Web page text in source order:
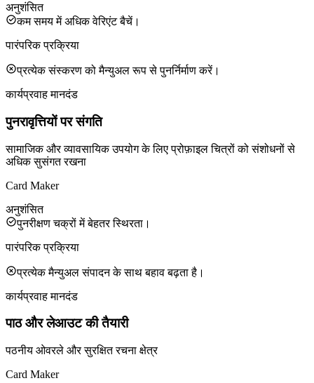
अनुशंसित
कम समय में अधिक वेरिएंट बैचें।
पारंपरिक प्रक्रिया
प्रत्येक संस्करण को मैन्युअल रूप से पुनर्निर्माण करें।
कार्यप्रवाह मानदंड
पुनरावृत्तियों पर संगति
सामाजिक और व्यावसायिक उपयोग के लिए प्रोफ़ाइल चित्रों को संशोधनों से
अधिक सुसंगत रखना
Card Maker
अनुशंसित
पुनरीक्षण चक्रों में बेहतर स्थिरता।
पारंपरिक प्रक्रिया
प्रत्येक मैन्युअल संपादन के साथ बहाव बढ़ता है।
कार्यप्रवाह मानदंड
पाठ और लेआउट की तैयारी
पठनीय ओवरले और सुरक्षित रचना क्षेत्र
Card Maker